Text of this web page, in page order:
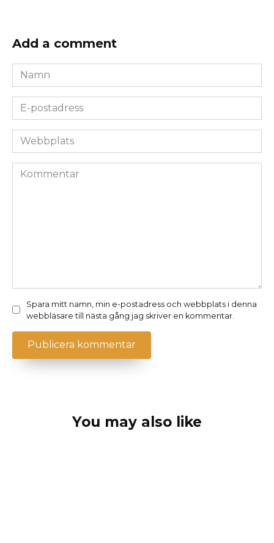
Add a comment
Namn
*
E-
postadress
*Webbplats
Kommentar
Spara mitt namn, min e-postadress och webbplats i denna
webbläsare till nästa gång jag skriver en kommentar.
You may also like